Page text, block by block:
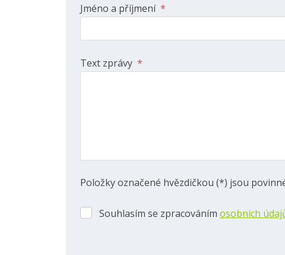
Jméno a příjmení *
Text zprávy *
Položky označené hvězdičkou (*) jsou
Souhlasím
Souhlasím se zpracováním osobních